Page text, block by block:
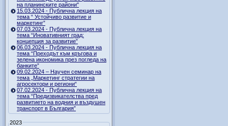
на планинските райони"
15.03.2024 - Публична лекция на
тема “ Устойчиво развитие и
маркетинг”
07.03.2024 - Публична лекция на
тема “Иновативният град:
концепция за развитие”
06.03.2024 - Публична лекция на
тема “Преходът към кръгова и
зелена икономика през погледа на
банките”
09.02.2024 – Научен семинар на
тема „Маркетинг стратегии на
агросектори и региони“
07.02.2024 - Публична лекция на
тема “Предизвикателства пред
развитието на водния и въздушен
транспорт в България”
2023